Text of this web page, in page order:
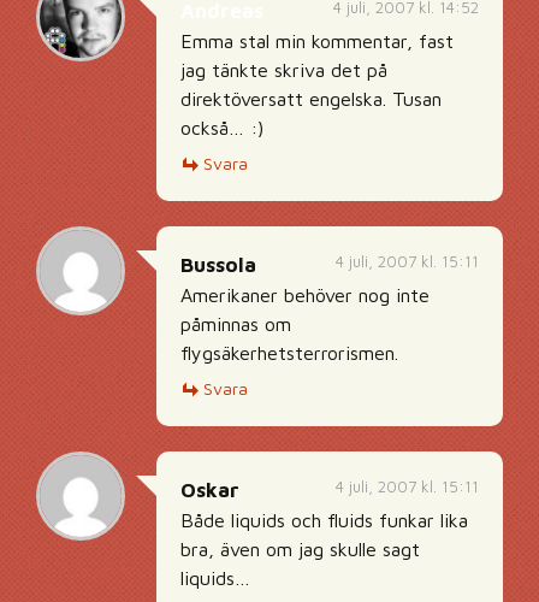
4 juli, 2007 kl. 14:52
Emma stal min kommentar, fast
jag tänkte skriva det på
direktöversatt engelska. Tusan
också… :)
Svara
4 juli, 2007 kl. 15:11
Bussola
Amerikaner behöver nog inte
påminnas om
flygsäkerhetsterrorismen.
Svara
4 juli, 2007 kl. 15:11
Oskar
Både liquids och fluids funkar lika
bra, även om jag skulle sagt
liquids…